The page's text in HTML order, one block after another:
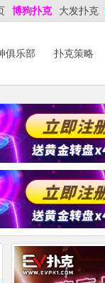
博狗扑克 大发扑克
俱乐部 扑克策略